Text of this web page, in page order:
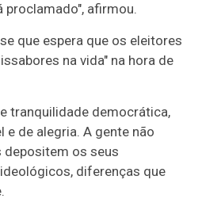
proclamado", afirmou.
que espera que os eleitores
na vida" na hora de
tranquilidade democrática,
e de alegria. A gente não
depositem os seus
diferenças que